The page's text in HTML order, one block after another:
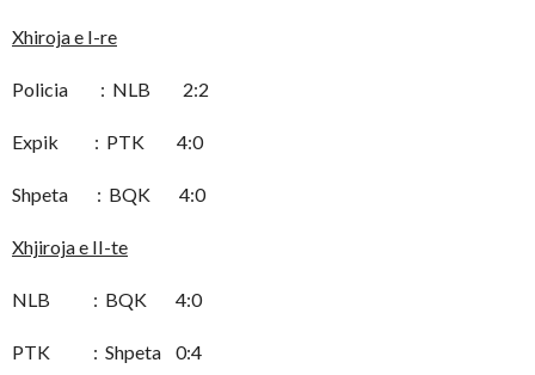
Xhiroja e I-re
Policia : NLB 2:2
Expik : PTK 4:0
Shpeta : BQK 4:0
Xhjiroja e II-te
NLB : BQK 4:0
PTK : Shpeta 0:4